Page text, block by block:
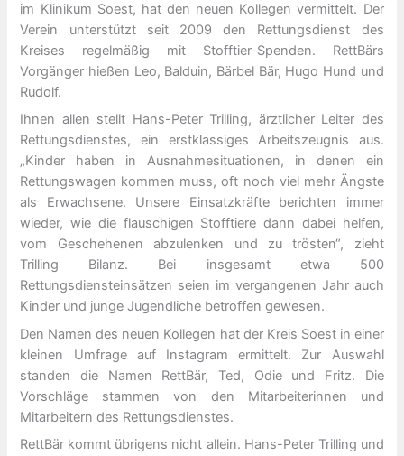
im Klinikum Soest, hat den neuen Kollegen vermittelt. Der
Verein unterstützt seit 2009 den Rettungsdienst des
Kreises regelmäßig mit Stofftier-Spenden. RettBärs
Vorgänger hießen Leo, Balduin, Bärbel Bär, Hugo Hund und
Rudolf.
Ihnen allen stellt Hans-Peter Trilling, ärztlicher Leiter des
Rettungsdienstes, ein erstklassiges Arbeitszeugnis aus.
„Kinder haben in Ausnahmesituationen, in denen ein
Rettungswagen kommen muss, oft noch viel mehr Ängste
als Erwachsene. Unsere Einsatzkräfte berichten immer
wieder, wie die flauschigen Stofftiere dann dabei helfen,
vom Geschehenen abzulenken und zu trösten“, zieht
Trilling Bilanz. Bei insgesamt etwa 500
Rettungsdiensteinsätzen seien im vergangenen Jahr auch
Kinder und junge Jugendliche betroffen gewesen.
Den Namen des neuen Kollegen hat der Kreis Soest in einer
kleinen Umfrage auf Instagram ermittelt. Zur Auswahl
standen die Namen RettBär, Ted, Odie und Fritz. Die
Vorschläge stammen von den Mitarbeiterinnen und
Mitarbeitern des Rettungsdienstes.
RettBär kommt übrigens nicht allein. Hans-Peter Trilling und